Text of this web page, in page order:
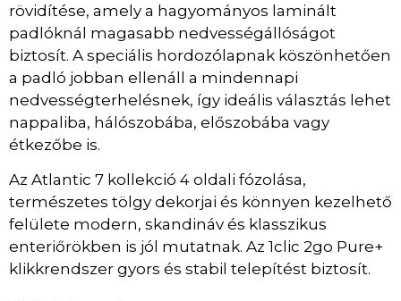
rövidítése, amely a hagyományos laminált
padlóknál magasabb nedvességállóságot
biztosít. A speciális hordozólapnak köszönhetően
a padló jobban ellenáll a mindennapi
nedvességterhelésnek, így ideális választás lehet
nappaliba, hálószobába, előszobába vagy
étkezőbe is.
Az Atlantic 7 kollekció 4 oldali fózolása,
természetes tölgy dekorjai és könnyen kezelhető
felülete modern, skandináv és klasszikus
enteriőrökben is jól mutatnak. Az 1clic 2go Pure+
klikkrendszer gyors és stabil telepítést biztosít.